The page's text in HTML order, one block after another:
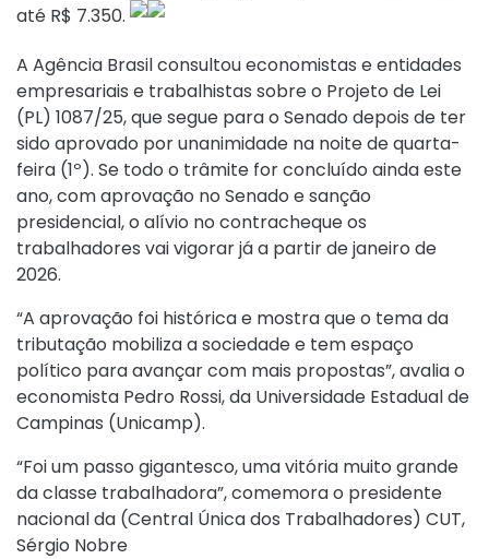
até R$ 7.350.
A Agência Brasil consultou economistas e entidades
empresariais e trabalhistas sobre o Projeto de Lei
(PL) 1087/25, que segue para o Senado depois de ter
sido aprovado por unanimidade na noite de quarta-
feira (1º). Se todo o trâmite for concluído ainda este
ano, com aprovação no Senado e sanção
presidencial, o alívio no contracheque os
trabalhadores vai vigorar já a partir de janeiro de
2026.
“A aprovação foi histórica e mostra que o tema da
tributação mobiliza a sociedade e tem espaço
político para avançar com mais propostas”, avalia o
economista Pedro Rossi, da Universidade Estadual de
Campinas (Unicamp).
“Foi um passo gigantesco, uma vitória muito grande
da classe trabalhadora”, comemora o presidente
nacional da (Central Única dos Trabalhadores) CUT,
Sérgio Nobre